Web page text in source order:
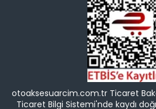
otoaksesuarcim.com.tr Ticaret
Ticaret Bilgi Sistemi'nde kaydı